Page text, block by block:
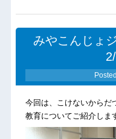
みやこんじょ
今回は、こけないからだ
教育についてご紹介しま